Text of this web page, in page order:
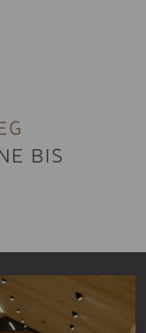
SKI
SPORT SKI
SKI
SKI
BIS